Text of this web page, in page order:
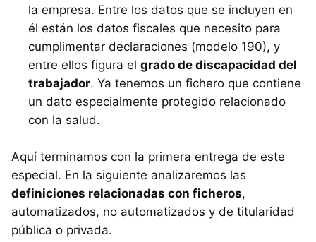
la empresa. Entre los datos que se incluyen en
él están los datos fiscales que necesito para
cumplimentar declaraciones (modelo 190), y
entre ellos figura el grado de discapacidad del
trabajador. Ya tenemos un fichero que contiene
un dato especialmente protegido relacionado
con la salud.
Aquí terminamos con la primera entrega de este
especial. En la siguiente analizaremos las
definiciones relacionadas con ficheros,
automatizados, no automatizados y de titularidad
pública o privada.